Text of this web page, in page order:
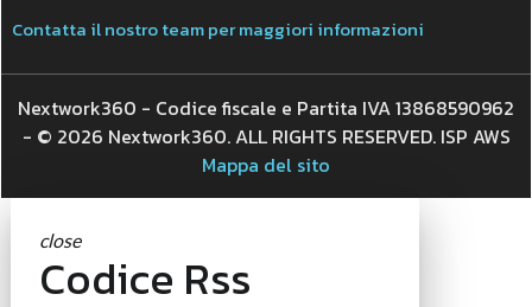
Contatta il nostro team per maggiori informazioni
Nextwork360 - Codice fiscale e Partita IVA 13868590962
- © 2026 Nextwork360. ALL RIGHTS RESERVED. ISP AWS
Mappa del sito
close
Codice Rss